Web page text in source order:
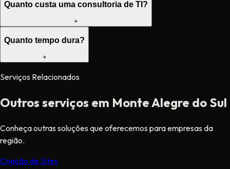
Quanto custa uma consultoria de TI?
+
Quanto tempo dura?
+
Serviços Relacionados
Outros serviços em Monte Alegre do Sul
Conheça outras soluções que oferecemos para empresas da
região.
Criação de Sites